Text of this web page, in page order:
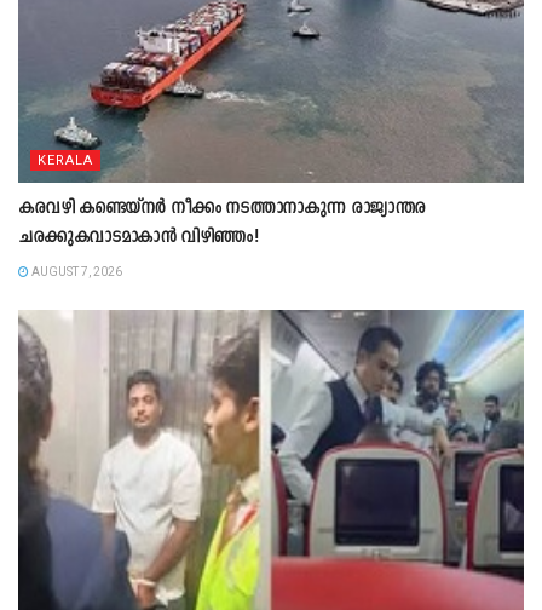
KERALA
കരവഴി കണ്ടെയ്നർ നീക്കം നടത്താനാകുന്ന രാജ്യാന്തര
ചരക്കുകവാടമാകാൻ വിഴിഞ്ഞം!
AUGUST 7, 2026